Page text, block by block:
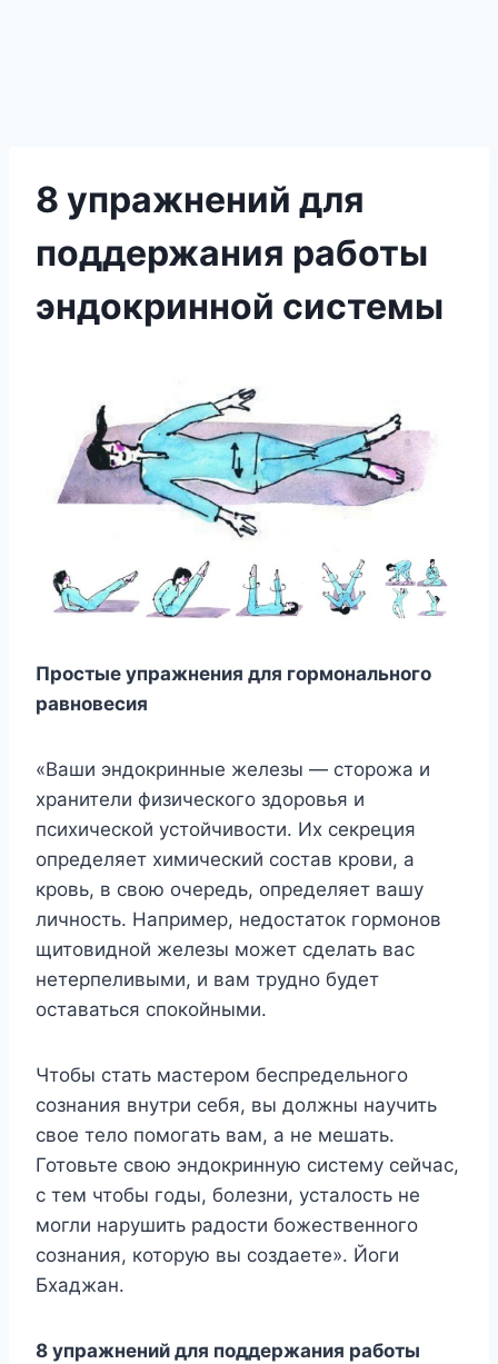
8 упражнений для
поддержания работы
эндокринной системы
Простые упражнения для гормонального
равновесия
«Ваши эндокринные железы — сторожа и
хранители физического здоровья и
психической устойчивости. Их секреция
определяет химический состав крови, а
кровь, в свою очередь, определяет вашу
личность. Например, недостаток гормонов
щитовидной железы может сделать вас
нетерпеливыми, и вам трудно будет
оставаться спокойными.
Чтобы стать мастером беспредельного
сознания внутри себя, вы должны научить
свое тело помогать вам, а не мешать.
Готовьте свою эндокринную систему сейчас,
с тем чтобы годы, болезни, усталость не
могли нарушить радости божественного
сознания, которую вы создаете». Йоги
Бхаджан.
8 упражнений для поддержания работы